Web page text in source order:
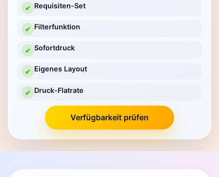
✔ Requisiten-Set
✔ Filterfunktion
✔ Sofortdruck
✔ Eigenes Layout
✔ Druck-Flatrate
Verfügbarkeit prüfen